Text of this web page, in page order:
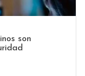
son